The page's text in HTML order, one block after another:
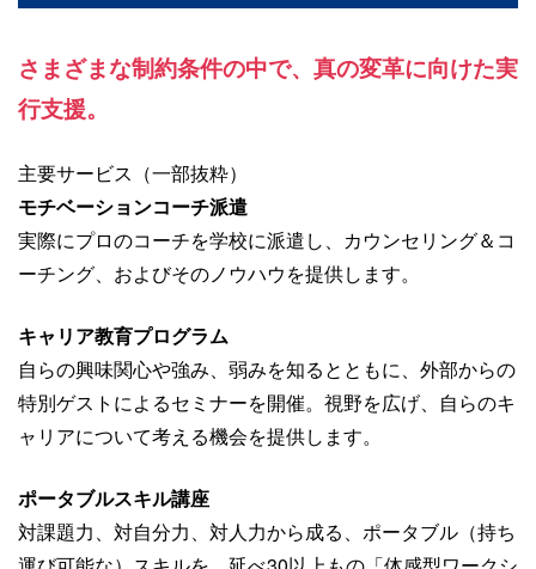
さまざまな制約条件の中で、真の変革に向けた実
行支援。
主要サービス（一部抜粋）
モチベーションコーチ派遣
実際にプロのコーチを学校に派遣し、カウンセリング＆コ
ーチング、およびそのノウハウを提供します。
キャリア教育プログラム
自らの興味関心や強み、弱みを知るとともに、外部からの
特別ゲストによるセミナーを開催。視野を広げ、自らのキ
ャリアについて考える機会を提供します。
ポータブルスキル講座
対課題力、対自分力、対人力から成る、ポータブル（持ち